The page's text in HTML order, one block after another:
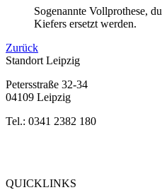
Sogenannte Vollprothese,
Kiefers ersetzt werden.
Zurück
Standort Leipzig
Petersstraße 32-34
04109 Leipzig
Tel.: 0341 2382 180
QUICKLINKS